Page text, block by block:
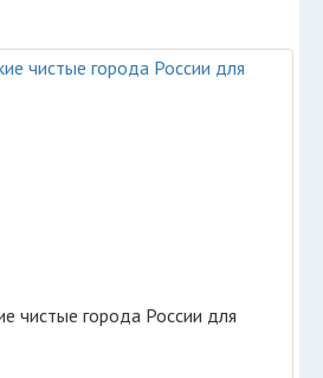
чистые города России для